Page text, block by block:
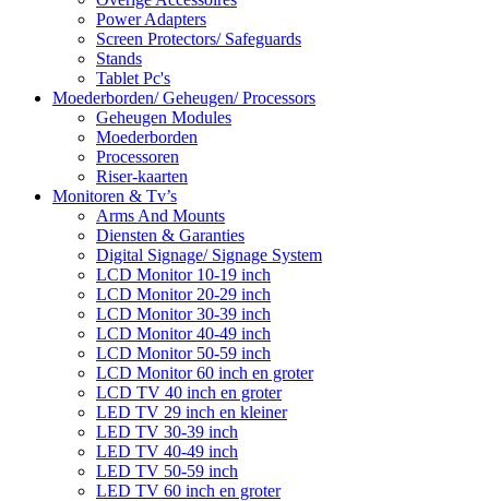
Power Adapters
Screen Protectors/ Safeguards
Stands
Tablet Pc's
Moederborden/ Geheugen/ Processors
Geheugen Modules
Moederborden
Processoren
Riser-kaarten
Monitoren & Tv’s
Arms And Mounts
Diensten & Garanties
Digital Signage/ Signage System
LCD Monitor 10-19 inch
LCD Monitor 20-29 inch
LCD Monitor 30-39 inch
LCD Monitor 40-49 inch
LCD Monitor 50-59 inch
LCD Monitor 60 inch en groter
LCD TV 40 inch en groter
LED TV 29 inch en kleiner
LED TV 30-39 inch
LED TV 40-49 inch
LED TV 50-59 inch
LED TV 60 inch en groter